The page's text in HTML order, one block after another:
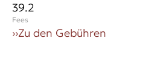
39.2
Fees
››Zu den Gebühren